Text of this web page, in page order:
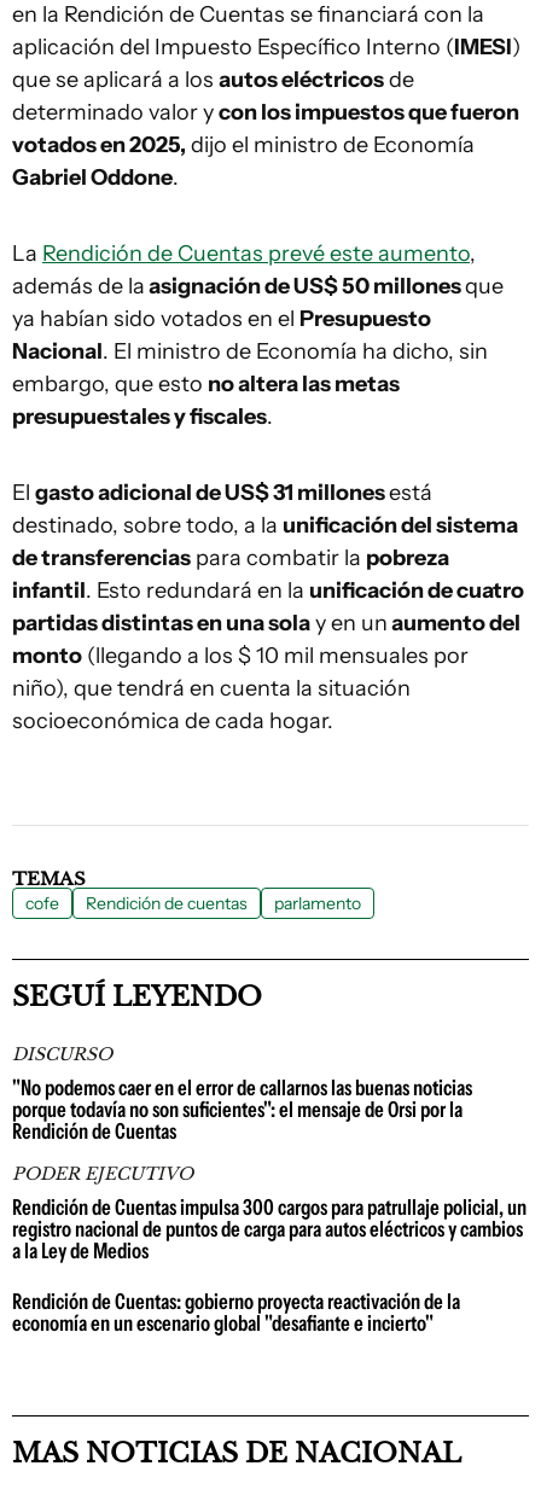
en la Rendición de Cuentas se financiará con la
aplicación del Impuesto Específico Interno (IMESI)
que se aplicará a los autos eléctricosde
determinado valor ycon los impuestos que fueron
votados en 2025, dijo el ministro de Economía
Gabriel Oddone.
La Rendición de Cuentas prevé este aumento,
además de laasignación de US$ 50 millonesque
ya habían sido votados en el Presupuesto
Nacional. El ministro de Economía ha dicho, sin
embargo, que esto no altera las metas
presupuestales y fiscales.
El gasto adicional de US$ 31 millonesestá
destinado, sobre todo, a la unificación del sistema
de transferencias para combatir la pobreza
infantil. Esto redundará en la unificación de cuatro
partidas distintas en una solay en unaumento del
monto (llegando a los $ 10 mil mensuales por
niño), que tendrá en cuenta la situación
socioeconómica de cada hogar.
TEMAS
cofe Rendición de cuentas parlamento
SEGUÍ LEYENDO
DISCURSO
"No podemos caer en el error de callarnos las buenas noticias
porque todavía no son suficientes": el mensaje de Orsi por la
Rendición de Cuentas
PODER EJECUTIVO
Rendición de Cuentas impulsa 300 cargos para patrullaje policial, un
registro nacional de puntos de carga para autos eléctricos y cambios
a la Ley de Medios
Rendición de Cuentas: gobierno proyecta reactivación de la
economía en un escenario global "desafiante e incierto"
MAS NOTICIAS DE NACIONAL